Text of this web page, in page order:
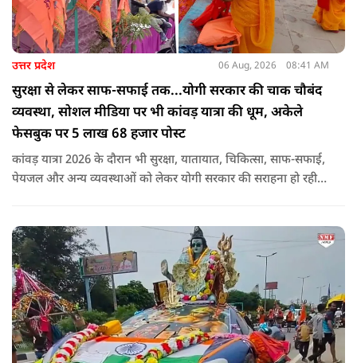
उत्तर प्रदेश 06 Aug, 2026 08:41 AM
सुरक्षा से लेकर साफ-सफाई तक...योगी सरकार की चाक चौबंद
व्यवस्था, सोशल मीडिया पर भी कांवड़ यात्रा की धूम, अकेले
फेसबुक पर 5 लाख 68 हजार पोस्ट
कांवड़ यात्रा 2026 के दौरान भी सुरक्षा, यातायात, चिकित्सा, साफ-सफाई,
पेयजल और अन्य व्यवस्थाओं को लेकर योगी सरकार की सराहना हो रही